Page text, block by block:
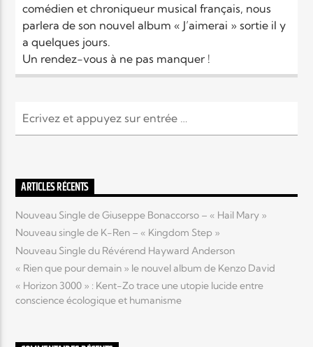
comédien et chroniqueur musical français, nous
parlera de son nouvel album « J’aimerai » sortie il y
a quelques jours.
Un rendez-vous à ne pas manquer !
ARTICLES RÉCENTS
Nouveau Single de Giuseppe Bonaccorso – « Hail Mary »
Nouveau single de K-Ren – « Kingdom Step »
Nouveau Single du Révérend Hayward Anderson
« Rien que pour demain » le nouvel album de Kenzo David
« Horizon 3000 » : Kent-Zo trace une utopie lucide entre
conscience écologique et humanisme